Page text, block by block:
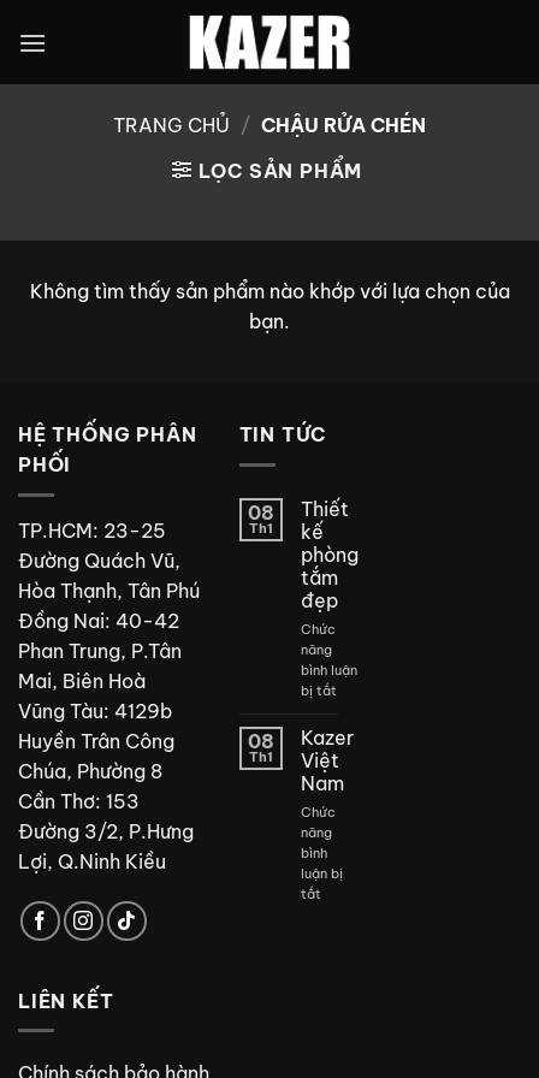
qua
TRANG CHỦ / CHẬU RỬA CHÉN
LỌC SẢN PHẨM
Không tìm thấy sản phẩm nào khớp với lựa chọn của
bạn.
HỆ THỐNG PHÂN
PHỐI
TP.HCM: 23-25
Đường Quách Vũ,
Hòa Thạnh, Tân Phú
Đồng Nai: 40-42
Phan Trung, P.Tân
Mai, Biên Hoà
Vũng Tàu: 4129b
Huyền Trân Công
Chúa, Phường 8
Cần Thơ: 153
Đường 3/2, P.Hưng
Lợi, Q.Ninh Kiều
TIN TỨC
08
Th1
Thiết
kế
phòng
tắm
đẹp
Chức
năng
bình luận
bị tắtở
phòng
tắm
đẹp
08
Th1
Kazer
Việt
Nam
Chức
năng
bình
luận bị
tắtở
LIÊN KẾT